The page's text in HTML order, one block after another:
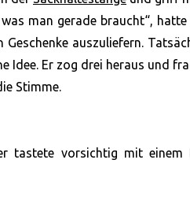
man gerade braucht“,
Geschenke auszuliefern.
Idee. Er zog drei heraus und
Stimme.
tastete vorsichtig mit